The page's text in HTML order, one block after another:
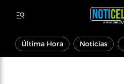
Última Hora Noticias